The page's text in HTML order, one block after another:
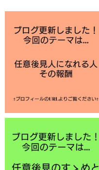
12月 2